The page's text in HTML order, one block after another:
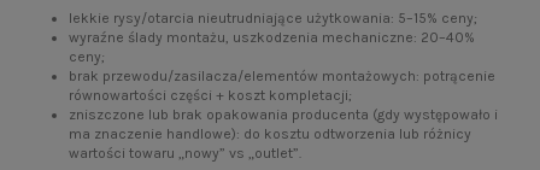
lekkie rysy/otarcia nieutrudniające użytkowania: 5–15% ceny;
wyraźne ślady montażu, uszkodzenia mechaniczne: 20–40%
ceny;
brak przewodu/zasilacza/elementów montażowych: potrącenie
równowartości części + koszt kompletacji;
zniszczone lub brak opakowania producenta (gdy występowało i
ma znaczenie handlowe): do kosztu odtworzenia lub różnicy
wartości towaru „nowy” vs „outlet”.